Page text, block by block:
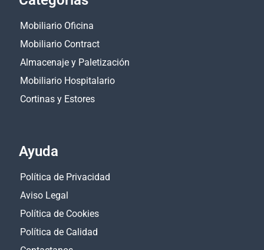
Mobiliario Oficina
Mobiliario Contract
Almacenaje y Paletización
Mobiliario Hospitalario
Cortinas y Estores
Ayuda
Política de Privacidad
Aviso Legal
Política de Cookies
Política de Calidad